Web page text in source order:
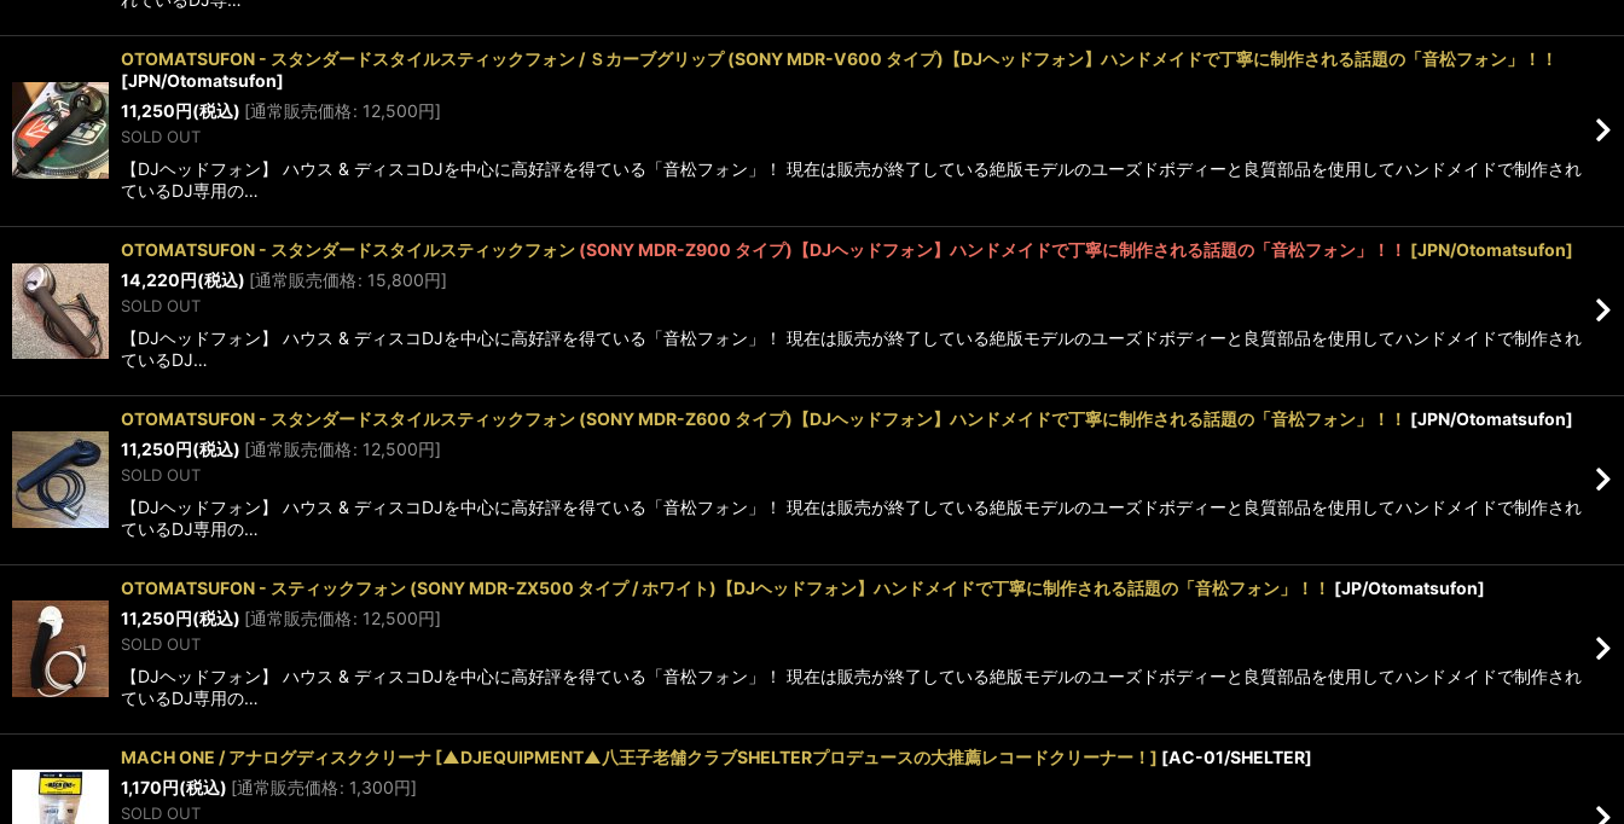
OTOMATSUFON - スタンダードスタイルスティックフォン / Ｓカーブグリップ (SONY MDR-V600 タイプ)【DJヘッドフォン】ハンドメイドで丁寧に制作される話題の「音松フォン」！！
[JPN/Otomatsufon]
11,250円(税込) [通常販売価格: 12,500円]
SOLD OUT
【DJヘッドフォン】 ハウス & ディスコDJを中心に高好評を得ている「音松フォン」！ 現在は販売が終了している絶版モデルのユーズドボディーと良質部品を使用してハンドメイドで制作され
ているDJ専用の…
OTOMATSUFON - スタンダードスタイルスティックフォン (SONY MDR-Z900 タイプ)【DJヘッドフォン】ハンドメイドで丁寧に制作される話題の「音松フォン」！！ [JPN/Otomatsufon]
14,220円(税込) [通常販売価格: 15,800円]
SOLD OUT
【DJヘッドフォン】 ハウス & ディスコDJを中心に高好評を得ている「音松フォン」！ 現在は販売が終了している絶版モデルのユーズドボディーと良質部品を使用してハンドメイドで制作され
ているDJ…
OTOMATSUFON - スタンダードスタイルスティックフォン (SONY MDR-Z600 タイプ)【DJヘッドフォン】ハンドメイドで丁寧に制作される話題の「音松フォン」！！ [JPN/Otomatsufon]
11,250円(税込) [通常販売価格: 12,500円]
SOLD OUT
【DJヘッドフォン】 ハウス & ディスコDJを中心に高好評を得ている「音松フォン」！ 現在は販売が終了している絶版モデルのユーズドボディーと良質部品を使用してハンドメイドで制作され
ているDJ専用の…
OTOMATSUFON - スティックフォン (SONY MDR-ZX500 タイプ / ホワイト)【DJヘッドフォン】ハンドメイドで丁寧に制作される話題の「音松フォン」！！ [JP/Otomatsufon]
11,250円(税込) [通常販売価格: 12,500円]
SOLD OUT
【DJヘッドフォン】 ハウス & ディスコDJを中心に高好評を得ている「音松フォン」！ 現在は販売が終了している絶版モデルのユーズドボディーと良質部品を使用してハンドメイドで制作され
ているDJ専用の…
MACH ONE / アナログディスククリーナ [▲DJEQUIPMENT▲八王子老舗クラブSHELTERプロデュースの大推薦レコードクリーナー！] [AC-01/SHELTER]
1,170円(税込) [通常販売価格: 1,300円]
SOLD OUT